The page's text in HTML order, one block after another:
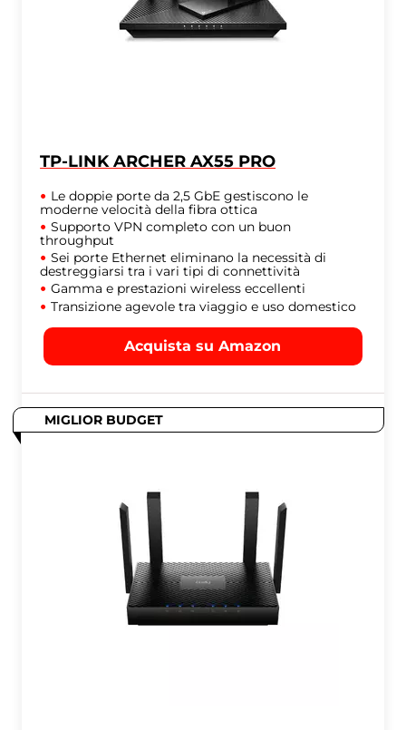
TP-LINK ARCHER AX55 PRO
Le doppie porte da 2,5 GbE gestiscono le
moderne velocità della fibra ottica
Supporto VPN completo con un buon
throughput
Sei porte Ethernet eliminano la necessità di
destreggiarsi tra i vari tipi di connettività
Gamma e prestazioni wireless eccellenti
Transizione agevole tra viaggio e uso domestico
Acquista su Amazon
MIGLIOR BUDGET